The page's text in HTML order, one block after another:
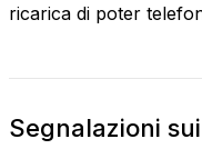
ricarica di poter
Segnalazioni